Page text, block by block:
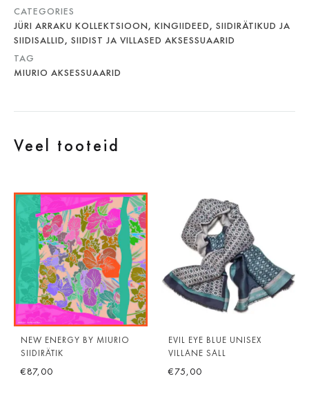
CATEGORIES
JÜRI ARRAKU KOLLEKTSIOON, KINGIIDEED, SIIDIRÄTIKUD JA
SIIDISALLID, SIIDIST JA VILLASED AKSESSUAARID
TAG
MIURIO AKSESSUAARID
Veel tooteid
NEW ENERGY BY MIURIO
SIIDIRÄTIK
€87,00
EVIL EYE BLUE UNISEX
VILLANE SALL
€75,00